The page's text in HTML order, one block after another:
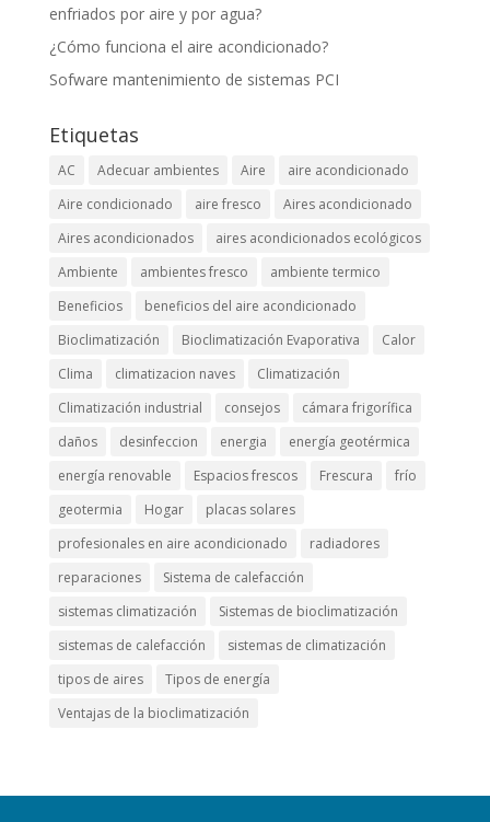
enfriados por aire y por agua?
¿Cómo funciona el aire acondicionado?
Sofware mantenimiento de sistemas PCI
Etiquetas
AC Adecuar ambientes Aire
aire acondicionado
Aire condicionado
aire fresco
Aires acondicionado
Aires acondicionados
aires acondicionados ecológicos
Ambiente
ambientes fresco
ambiente termico
Beneficios
beneficios del aire acondicionado
Bioclimatización
Bioclimatización Evaporativa
Calor
Clima
climatizacion naves
Climatización
Climatización industrial
consejos
cámara frigorífica
daños
desinfeccion energia
energía geotérmica
energía renovable
Espacios frescos Frescura
frío
geotermia
Hogar
placas solares
profesionales en aire acondicionado
radiadores
reparaciones
Sistema de calefacción
sistemas climatización
Sistemas de bioclimatización
sistemas de calefacción
sistemas de climatización
tipos de aires
Tipos de energía
Ventajas de la bioclimatización